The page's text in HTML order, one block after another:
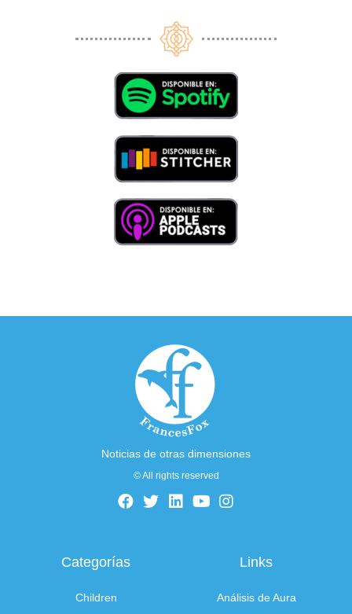
Noticias de otras dimensiones
© All rights reserved
Categorías
Children
Links
Análisis de Aura